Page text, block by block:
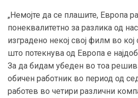
„Немојте да се плашите, Европа
понеквалитетно за разлика од
изградено некој свој филм во
што потекнува од Европа е
За да бидам убеден во тоа
обичен работник во период од
работев во четири различни